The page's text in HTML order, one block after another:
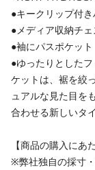
●キークリップ付
●メディア収納チ
●袖にパスポケット
●ゆったりとした
ケットは、裾を絞
ュアルな見た目を
合わせる新しいタ
【商品の購入にあ
※弊社独自の採寸